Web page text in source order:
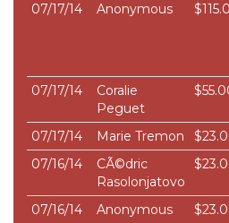
07/17/14
Anonymous
07/17/14
Coralie
Peguet
07/17/14
Marie Tremon
07/16/14
CÃ©dric
Rasolonjatovo
07/16/14
Anonymous